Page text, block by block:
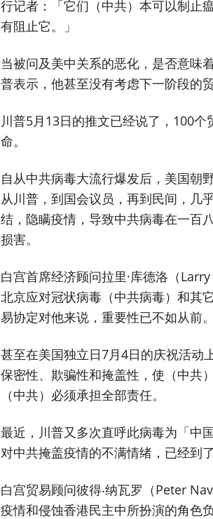
行记者：「它们（中共）本可以制止
有阻止它。」
当被问及美中关系的恶化，是否意味
普表示，他甚至没有考虑下一阶段的
川普5月13日的推文已经说了，100
命。
自从中共病毒大流行爆发后，美国朝
从川普，到国会议员，再到民间，几
结，隐瞒疫情，导致中共病毒在一百
损害。
白宫首席经济顾问拉里·库德洛（
北京应对冠状病毒（中共病毒）和其
易协定对他来说，重要性已不如从前。
甚至在美国独立日7月4日的庆祝活动
保密性、欺骗性和掩盖性，使（中共
（中共）必须承担全部责任。
最近，川普又多次直呼此病毒为「中
对中共掩盖疫情的不满情绪，已经到了
白宫贸易顾问彼得‧纳瓦罗（Peter
疫情和侵蚀香港民主中所扮演的角色